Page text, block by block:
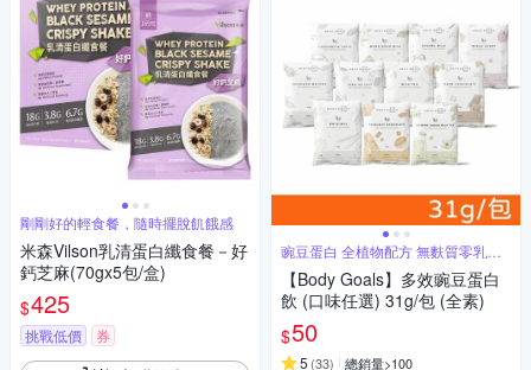
剛剛好的輕食餐，隨時擺脫飢餓感
米森Vilson乳清蛋白纖食餐－好
鈣芝麻(70gx5包/盒)
$425
挑戰低價 券
豌豆蛋白 全植物配方 無麩質零乳糖
全素
【Body Goals】多效豌豆蛋白
飲 (口味任選) 31g/包 (全素)
$50
5 (33) 總銷量>100